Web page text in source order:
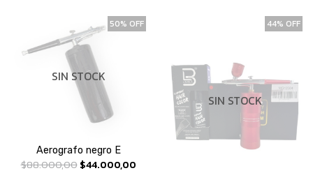
50% OFF
SIN STOCK
Aerografo negro E
$88.000,00$44.000,00
44% OFF
SIN STOCK